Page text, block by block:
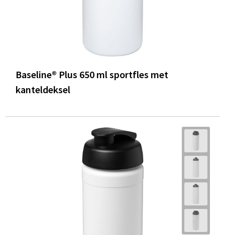
Baseline® Plus 650 ml sportfles met
kanteldeksel